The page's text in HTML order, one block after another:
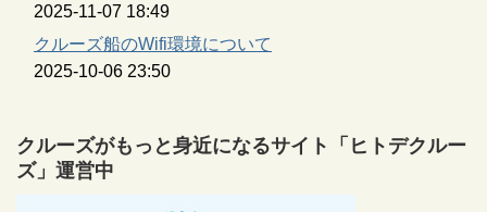
2025-11-07 18:49
クルーズ船のWifi環境について
2025-10-06 23:50
クルーズがもっと身近になるサイト「ヒトデクルー
ズ」運営中